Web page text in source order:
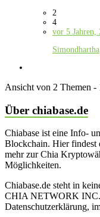
2
4
vor 5 Jahren,
Simondhartha
Ansicht von 2 Themen -
Über chiabase.de
Chiabase ist eine Info-
Blockchain. Hier findest
mehr zur Chia
Möglichkeiten.
Chiabase.de steht in
CHIA NETWORK INC.
Datenschutzerklärung,